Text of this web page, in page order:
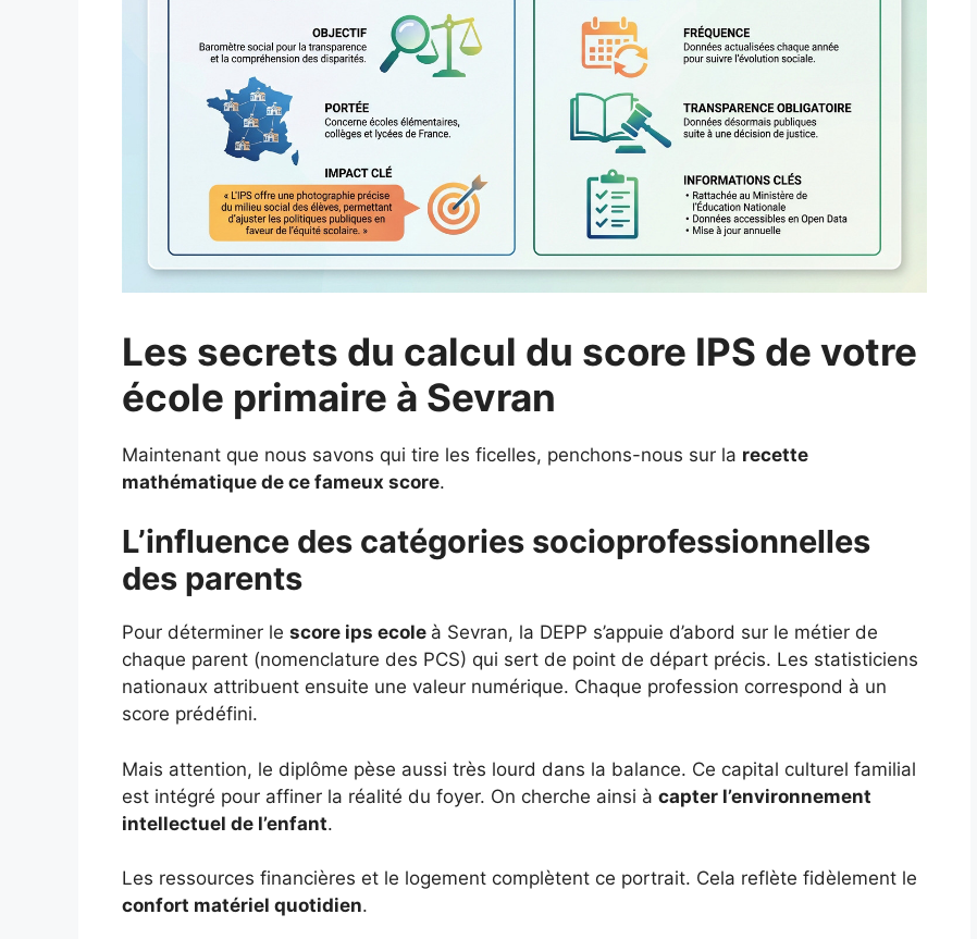
Les secrets du calcul du score IPS de votre
école primaire à Sevran
Maintenant que nous savons qui tire les ficelles, penchons-nous sur la recette
mathématique de ce fameux score.
L’influence des catégories socioprofessionnelles
des parents
Pour déterminer le score ips ecole à Sevran, la DEPP s’appuie d’abord sur le métier de
chaque parent (nomenclature des PCS) qui sert de point de départ précis. Les statisticiens
nationaux attribuent ensuite une valeur numérique. Chaque profession correspond à un
score prédéfini.
Mais attention, le diplôme pèse aussi très lourd dans la balance. Ce capital culturel familial
est intégré pour affiner la réalité du foyer. On cherche ainsi à capter l’environnement
intellectuel de l’enfant.
Les ressources financières et le logement complètent ce portrait. Cela reflète fidèlement le
confort matériel quotidien.